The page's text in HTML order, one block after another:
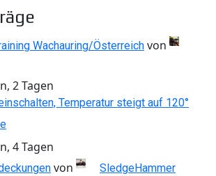
Wachauring/Österreich von
2 Tagen
Temperatur steigt auf 120°
4 Tagen
von SledgeHammer